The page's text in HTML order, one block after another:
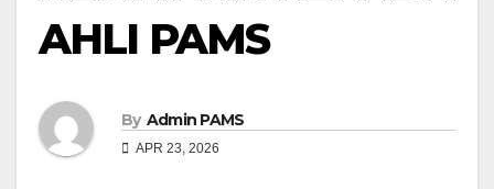
AHLI PAMS
By Admin PAMS
APR 23, 2026